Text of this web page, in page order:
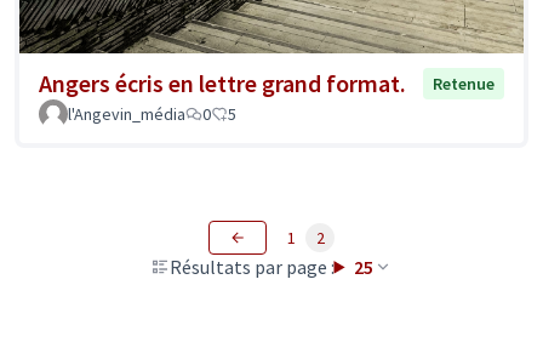
Angers écris en lettre grand format.
Retenue
l'Angevin_média
0 5
Résultats par page : 25
1 2